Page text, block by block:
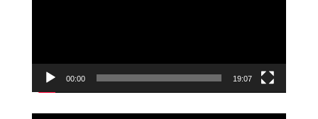
00:00 19:07